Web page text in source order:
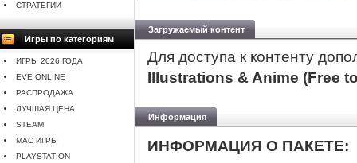
СТРАТЕГИИ
Игры по категориям
ИГРЫ 2026 ГОДА
EVE ONLINE
РАСПРОДАЖА
ЛУЧШАЯ ЦЕНА
STEAM
MAC ИГРЫ
PLAYSTATION
Загружаемый контент
Для доступа к контенту
Illustrations & Anime (Free
Информация
ИНФОРМАЦИЯ О ПАКЕТЕ: